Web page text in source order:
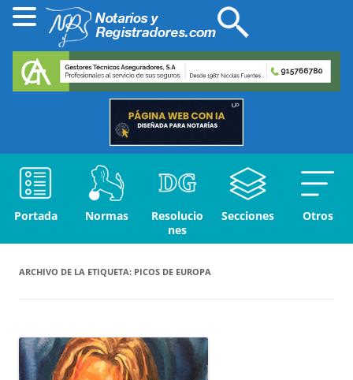
Portada Normas
Resolucio
nes
Secciones Otros
ARCHIVO DE LA ETIQUETA: PICOS DE EUROPA